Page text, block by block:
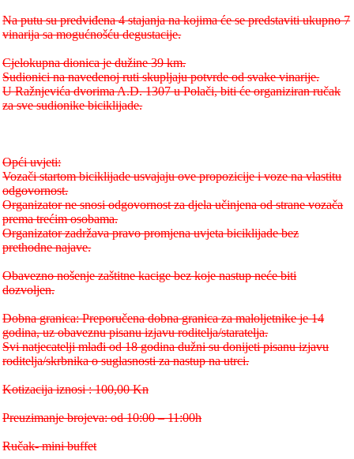
Na putu su predviđena 4 stajanja na kojima će se predstaviti ukupno 7
vinarija sa mogućnošću degustacije.
Cjelokupna dionica je dužine 39 km.
Sudionici na navedenoj ruti skupljaju potvrde od svake vinarije.
U Ražnjevića dvorima A.D. 1307 u Polači, biti će organiziran ručak
za sve sudionike biciklijade.
Opći uvjeti:
Vozači startom biciklijade usvajaju ove propozicije i voze na vlastitu
odgovornost.
Organizator ne snosi odgovornost za djela učinjena od strane vozača
prema trećim osobama.
Organizator zadržava pravo promjena uvjeta biciklijade bez
prethodne najave.
Obavezno nošenje zaštitne kacige bez koje nastup neće biti
dozvoljen.
Dobna granica: Preporučena dobna granica za maloljetnike je 14
godina, uz obaveznu pisanu izjavu roditelja/staratelja.
Svi natjecatelji mlađi od 18 godina dužni su donijeti pisanu izjavu
roditelja/skrbnika o suglasnosti za nastup na utrci.
Kotizacija iznosi : 100,00 Kn
Preuzimanje brojeva: od 10:00 – 11:00h
Ručak- mini buffet